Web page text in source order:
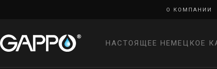
О КОМПАНИИ
НАСТОЯЩЕЕ НЕМЕЦКОЕ